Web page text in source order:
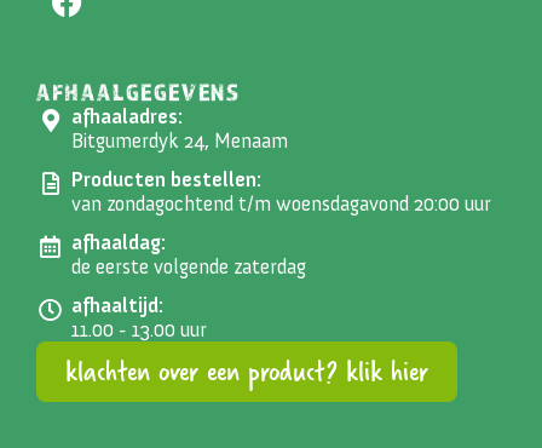
AFHAALGEGEVENS
afhaaladres:
Bitgumerdyk 24, Menaam
Producten bestellen:
van zondagochtend t/m woensdagavond 20:00 uur
afhaaldag:
de eerste volgende zaterdag
afhaaltijd:
11.00 - 13.00 uur
klachten over een product? klik hier